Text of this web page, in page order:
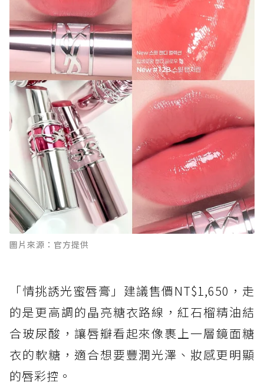
圖片來源：官方提供
「情挑誘光蜜唇膏」建議售價NT$1,650，走
的是更高調的晶亮糖衣路線，紅石榴精油結
合玻尿酸，讓唇瓣看起來像裹上一層鏡面糖
衣的軟糖，適合想要豐潤光澤、妝感更明顯
的唇彩控。